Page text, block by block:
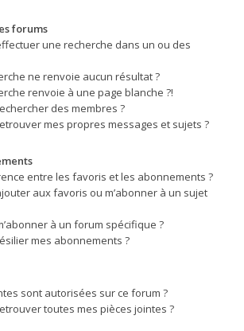
forums
une recherche dans un ou des
ne renvoie aucun résultat ?
renvoie à une page blanche ?!
des membres ?
mes propres messages et sujets ?
entre les favoris et les abonnements ?
aux favoris ou m’abonner à un sujet
à un forum spécifique ?
mes abonnements ?
sont autorisées sur ce forum ?
toutes mes pièces jointes ?